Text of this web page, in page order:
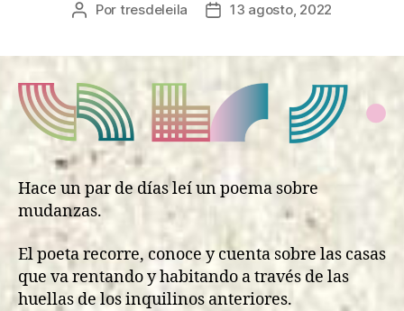
Autor
Por tresdeleila
Fecha13 agosto, 2022
Hace un par de días leí un poema sobre
mudanzas.
El poeta recorre, conoce y cuenta sobre las casas
que va rentando y habitando a través de las
huellas de los inquilinos anteriores.